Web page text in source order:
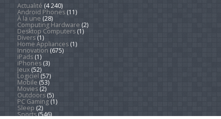
Actualité (4 240)
Android Phones(11)
À la une (28)
Computing Hardware (2)
Desktop Computers(1)
Divers(1)
Home Appliances(1)
Innovation (675)
iPads(1)
iPhones(3)
Jeux(52)
Logiciel (57)
Mobile (53)
Movies(2)
Outdoors(5)
PC Gaming(1)
Sleep (2)
Sports(546)